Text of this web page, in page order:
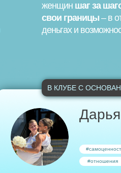
женщин шаг за
свои границы – в
деньгах и
Дарья
#отношения
В КЛУБЕ С